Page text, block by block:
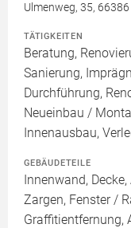
Ulmenweg, 35,
TÄTIGKEITEN
Beratung,
Sanierung,
Durchführung,
Neueinbau /
Innenausbau,
GEBÄUDETEILE
Innenwand,
Zargen, Fenster /
Graffitientfernung,